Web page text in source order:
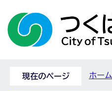
現在のページ ホーム